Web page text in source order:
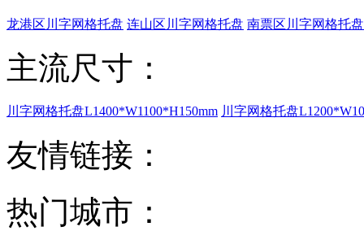
龙港区川字网格托盘 连山区川字网格托盘 南票区川字网格托盘
主流尺寸：
川字网格托盘L1400*W1100*H150mm 川字网格托盘
友情链接：
热门城市：